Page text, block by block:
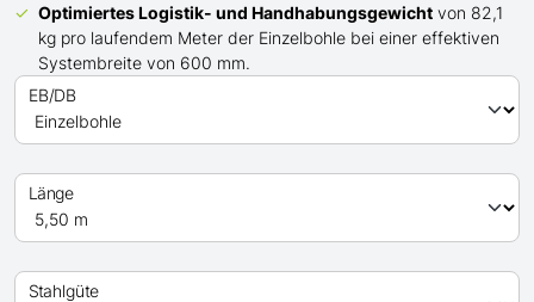
Optimiertes Logistik- und Handhabungsgewicht von 82,1
kg pro laufendem Meter der Einzelbohle bei einer effektiven
Systembreite von 600 mm.
EB/DB
Länge
Stahlgüte